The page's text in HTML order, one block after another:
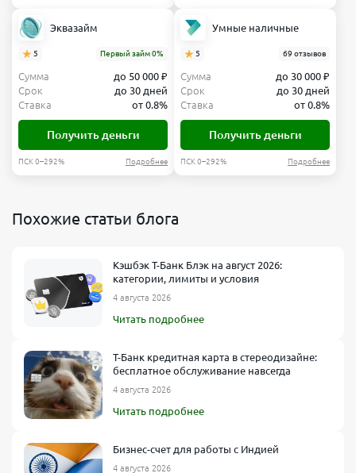
Эквазайм
5 Первый займ 0%
Сумма
до 50 000 ₽
Срок
до 30 дней
Ставка
от 0.8%
Получить деньги
ПСК 0–292% Подробнее
Умные наличные
5 69 отзывов
Сумма
до 30 000 ₽
Срок
до 30 дней
Ставка
от 0.8%
Получить деньги
ПСК 0–292% Подробнее
Похожие статьи блога
Кэшбэк Т-Банк Блэк на август 2026:
категории, лимиты и условия
4 августа 2026
Читать подробнее
Т-Банк кредитная карта в стереодизайне:
бесплатное обслуживание навсегда
4 августа 2026
Читать подробнее
Бизнес-счет для работы с Индией
4 августа 2026